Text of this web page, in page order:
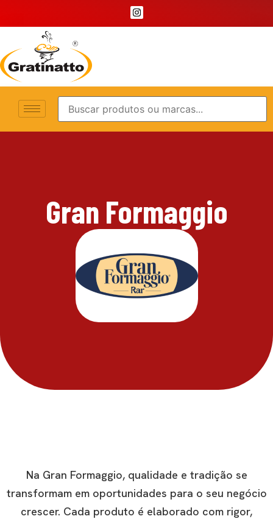
Gran Formaggio
Na Gran Formaggio, qualidade e tradição se
transformam em oportunidades para o seu negócio
crescer. Cada produto é elaborado com rigor,